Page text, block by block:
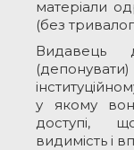
матеріали
(без
Видавець
у якому
доступі,
видимість і